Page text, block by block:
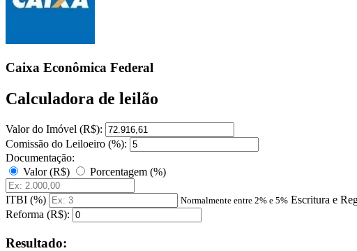
Caixa Econômica Federal
Calculadora de leilão
Valor do Imóvel (R$):
Comissão do Leiloeiro (%):
Documentação:
Valor (R$)
Porcentagem (%)
ITBI (%) Normalmente entre 2% e 5% Escritura e
Reforma (R$):
Resultado: